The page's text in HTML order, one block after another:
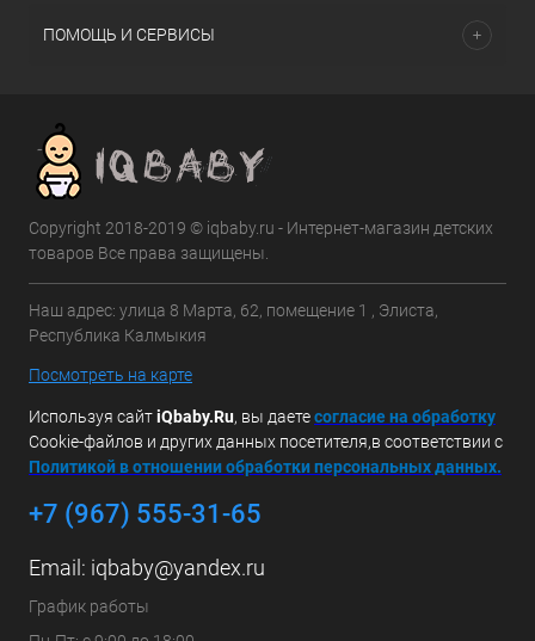
ПОМОЩЬ И СЕРВИСЫ
Copyright 2018-2019 © iqbaby.ru - Интернет-магазин детских
товаров Все права защищены.
Наш адрес: улица 8 Марта, 62, помещение 1 , Элиста,
Республика Калмыкия
Посмотреть на карте
Используя сайтiQbaby.Ru, вы даетесогласие на обработку
Cookie-файлов и других данных посетителя,в соответствии с
Политикой в отношении обработки персональных данных.
+7 (967) 555-31-65
Email: iqbaby@yandex.ru
График работы